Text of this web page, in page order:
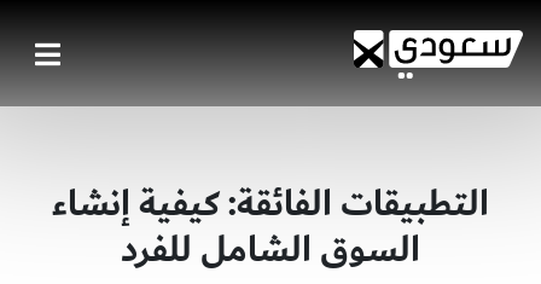
التطبيقات الفائقة: كيفية إنشاء
السوق الشامل للفرد